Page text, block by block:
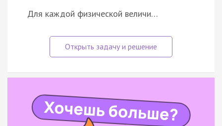
Для каждой физической величи…